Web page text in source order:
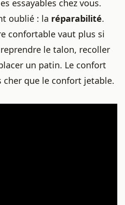
essayables chez vous.
oublié : la réparabilité.
confortable vaut plus si
le talon, recoller
un patin. Le confort
que le confort jetable.